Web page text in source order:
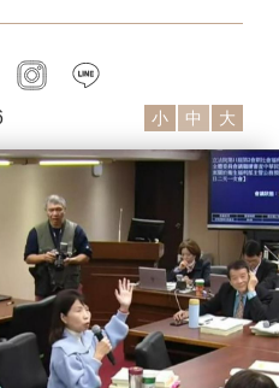
twitter instagram
小 中 大